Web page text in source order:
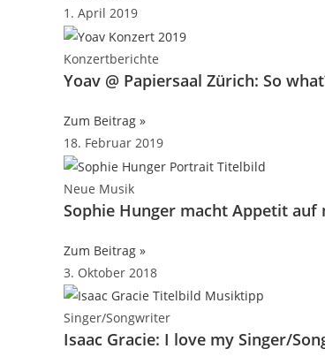
1. April 2019
Konzertberichte
Yoav @ Papiersaal Zürich: So
Zum Beitrag »
18. Februar 2019
Neue Musik
Sophie Hunger macht Appetit auf
Zum Beitrag »
3. Oktober 2018
Singer/Songwriter
Isaac Gracie: I love my Singer/